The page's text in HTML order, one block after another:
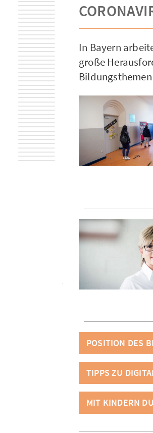
In Bayern
große
POSITION DES
TIPPS ZU
MIT KINDERN